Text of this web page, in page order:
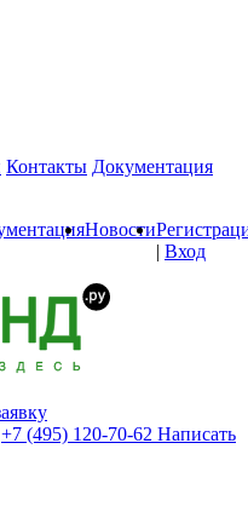
Контакты Документация
Новости
| Вход
+7 (495) 120-70-62 Написать